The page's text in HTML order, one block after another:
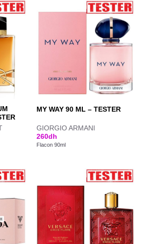
MY WAY 90 ML – TESTER
GIORGIO ARMANI
260dh
Flacon 90ml